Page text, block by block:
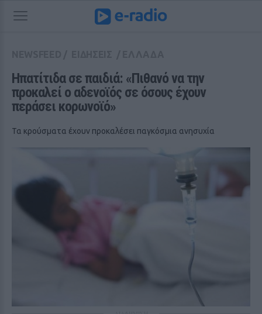
Ηπατίτιδα σε παιδιά: «Πιθανό να την
προκαλεί ο αδενοϊός σε όσους έχουν
περάσει κορωνοϊό»
Τα κρούσματα έχουν προκαλέσει παγκόσμια ανησυχία